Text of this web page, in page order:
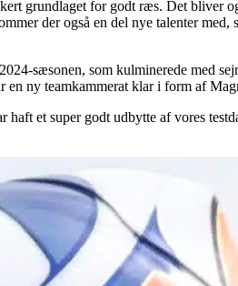
grundlaget for godt ræs. Det bliver
der også en del nye talenter med,
sæsonen, som kulminerede med
ny teamkammerat klar i form af
et super godt udbytte af vores